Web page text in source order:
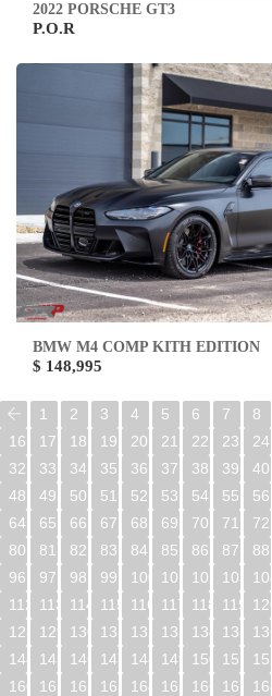
2022 PORSCHE GT3
P.O.R
BMW M4 COMP KITH EDITION
$ 148,995
1 2 3 4 5 6 7 8
16
17 18 19 20 21 22 23 24
32
33 34 35 36 37 38 39 40
48
49 50 51 52 53 54 55 56
64
65 66 67 68 69 70 71 72
80
81 82 83 84 85 86 87 88
96
97 98 99 100 101 102 103 104
112
113 114 115 116 117 118 119 120
128
129 130 131 132 133 134 135 136
144
145 146 147 148 149 150 151 152
160
161 162 163 164 165 166 167 168